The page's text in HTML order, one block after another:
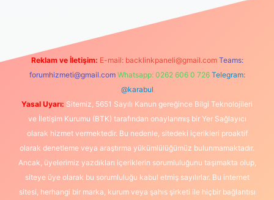
Reklam ve İletişim: E-mail: backlinkpaneli@gmail.com Teams:
forumhizmeti@gmail.com Whatsapp: 0262 606 0 726 Telegram:
@karabul
Yasal Uyarı: Sitemiz, 5651 Sayılı Kanun gereğince Bilgi Teknolojileri
ve İletişim Kurumu (BTK) tarafından onaylanmış bir Yer Sağlayıcı
olarak hizmet vermektedir. Bu nedenle, sitedeki içerikleri proaktif
olarak denetleme veya araştırma yükümlülüğümüz bulunmamaktadır.
Ancak, üyelerimiz yazdıkları içeriklerin sorumluluğunu taşımakta olup,
siteye üye olarak bu sorumluluğu kabul etmiş sayılırlar. Bu internet
sitesi, herhangi bir marka, kurum veya şahıs şirketi ile hiçbir bağlantısı